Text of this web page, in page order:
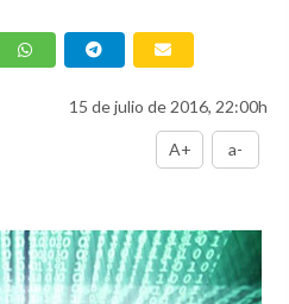
15 de julio de 2016, 22:00h
A+ a-